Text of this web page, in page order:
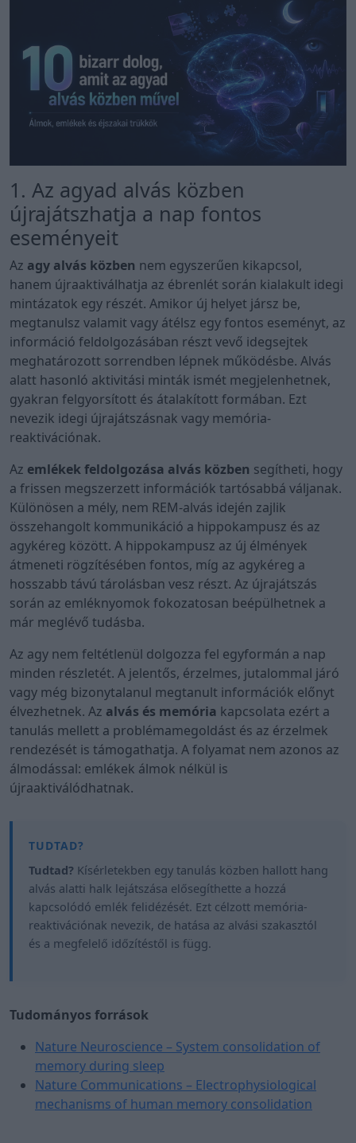
1. Az agyad alvás közben
újrajátszhatja a nap fontos
eseményeit
Az agy alvás közben nem egyszerűen kikapcsol,
hanem újraaktiválhatja az ébrenlét során kialakult idegi
mintázatok egy részét. Amikor új helyet jársz be,
megtanulsz valamit vagy átélsz egy fontos eseményt, az
információ feldolgozásában részt vevő idegsejtek
meghatározott sorrendben lépnek működésbe. Alvás
alatt hasonló aktivitási minták ismét megjelenhetnek,
gyakran felgyorsított és átalakított formában. Ezt
nevezik idegi újrajátszásnak vagy memória-
reaktivációnak.
Az emlékek feldolgozása alvás közben segítheti, hogy
a frissen megszerzett információk tartósabbá váljanak.
Különösen a mély, nem REM-alvás idején zajlik
összehangolt kommunikáció a hippokampusz és az
agykéreg között. A hippokampusz az új élmények
átmeneti rögzítésében fontos, míg az agykéreg a
hosszabb távú tárolásban vesz részt. Az újrajátszás
során az emléknyomok fokozatosan beépülhetnek a
már meglévő tudásba.
Az agy nem feltétlenül dolgozza fel egyformán a nap
minden részletét. A jelentős, érzelmes, jutalommal járó
vagy még bizonytalanul megtanult információk előnyt
élvezhetnek. Az alvás és memória kapcsolata ezért a
tanulás mellett a problémamegoldást és az érzelmek
rendezését is támogathatja. A folyamat nem azonos az
álmodással: emlékek álmok nélkül is
újraaktiválódhatnak.
Tudtad? Kísérletekben egy tanulás közben hallott hang
alvás alatti halk lejátszása elősegíthette a hozzá
kapcsolódó emlék felidézését. Ezt célzott memória-
reaktivációnak nevezik, de hatása az alvási szakasztól
és a megfelelő időzítéstől is függ.
Tudományos források
Nature Neuroscience – System consolidation of
memory during sleep
Nature Communications – Electrophysiological
mechanisms of human memory consolidation